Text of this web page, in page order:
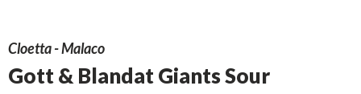
Cloetta - Malaco
Gott & Blandat Giants Sour